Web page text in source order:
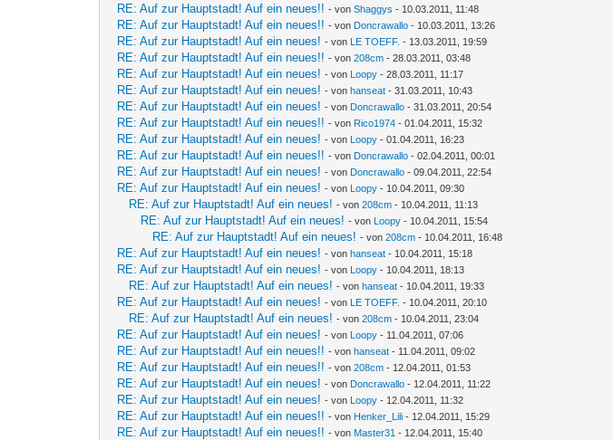
RE: Auf zur Hauptstadt! Auf ein neues!! - vonShaggys - 10.03.2011, 11:48
RE: Auf zur Hauptstadt! Auf ein neues!! - von Doncrawallo - 10.03.2011, 13:26
RE: Auf zur Hauptstadt! Auf ein neues! - von LE TOEFF. - 13.03.2011, 19:59
RE: Auf zur Hauptstadt! Auf ein neues!! - von208cm - 28.03.2011, 03:48
RE: Auf zur Hauptstadt! Auf ein neues! - von Loopy - 28.03.2011, 11:17
RE: Auf zur Hauptstadt! Auf ein neues! - vonhanseat - 31.03.2011, 10:43
RE: Auf zur Hauptstadt! Auf ein neues! - von Doncrawallo - 31.03.2011, 20:54
RE: Auf zur Hauptstadt! Auf ein neues!! - von Rico1974 - 01.04.2011, 15:32
RE: Auf zur Hauptstadt! Auf ein neues! - von Loopy - 01.04.2011, 16:23
RE: Auf zur Hauptstadt! Auf ein neues!! - von Doncrawallo - 02.04.2011, 00:01
RE: Auf zur Hauptstadt! Auf ein neues! - von Doncrawallo - 09.04.2011, 22:54
RE: Auf zur Hauptstadt! Auf ein neues! - von Loopy - 10.04.2011, 09:30
RE: Auf zur Hauptstadt! Auf ein neues! - von208cm - 10.04.2011, 11:13
RE: Auf zur Hauptstadt! Auf ein neues! - von Loopy - 10.04.2011, 15:54
RE: Auf zur Hauptstadt! Auf ein neues! - von208cm - 10.04.2011, 16:48
RE: Auf zur Hauptstadt! Auf ein neues! - vonhanseat - 10.04.2011, 15:18
RE: Auf zur Hauptstadt! Auf ein neues! - von Loopy - 10.04.2011, 18:13
RE: Auf zur Hauptstadt! Auf ein neues! - vonhanseat - 10.04.2011, 19:33
RE: Auf zur Hauptstadt! Auf ein neues! - von LE TOEFF. - 10.04.2011, 20:10
RE: Auf zur Hauptstadt! Auf ein neues! - von208cm - 10.04.2011, 23:04
RE: Auf zur Hauptstadt! Auf ein neues! - von Loopy - 11.04.2011, 07:06
RE: Auf zur Hauptstadt! Auf ein neues!! - vonhanseat - 11.04.2011, 09:02
RE: Auf zur Hauptstadt! Auf ein neues!! - von208cm - 12.04.2011, 01:53
RE: Auf zur Hauptstadt! Auf ein neues! - von Doncrawallo - 12.04.2011, 11:22
RE: Auf zur Hauptstadt! Auf ein neues! - von Loopy - 12.04.2011, 11:32
RE: Auf zur Hauptstadt! Auf ein neues!! - von Henker_Lili - 12.04.2011, 15:29
RE: Auf zur Hauptstadt! Auf ein neues!! - von Master31 - 12.04.2011, 15:40